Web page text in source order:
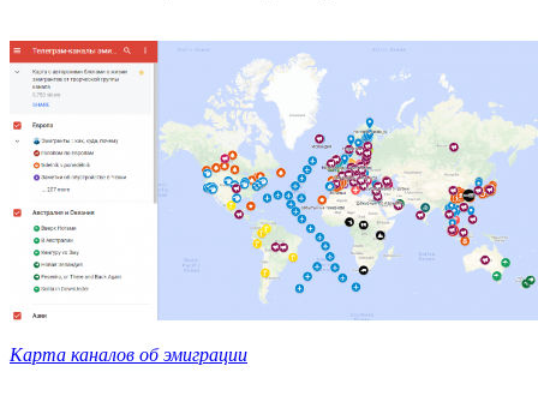
Карта каналов об эмиграции